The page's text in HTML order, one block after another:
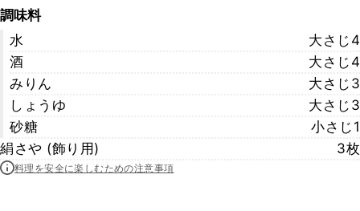
調味料
水
大さじ4
酒
大さじ4
みりん
大さじ3
しょうゆ
大さじ3
砂糖
小さじ1
絹さや (飾り用)
3枚
料理を安全に楽しむための注意事項